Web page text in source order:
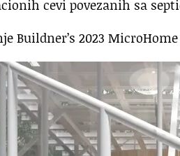
cevi povezanih sa
Buildner’s 2023